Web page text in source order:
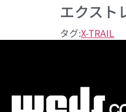
エクスト
タグ:X-TRAIL